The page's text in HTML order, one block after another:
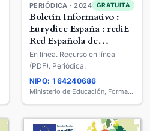
PERIÓDICA · 2024 GRATUITA
Boletín Informativo :
Eurydice España : rediE
Red Española de
Información sobre
Educación
En línea. Recurso en línea
(PDF). Periódica.
NIPO: 164240686
Ministerio de Educación, Formación Profesional y Deportes